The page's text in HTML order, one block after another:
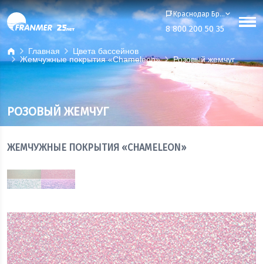
Краснодар Бренд-офис
8 800 200 50 35
Главная
Цвета бассейнов
Жемчужные покрытия «Chameleon»
Розовый жемчуг
РОЗОВЫЙ ЖЕМЧУГ
ЖЕМЧУЖНЫЕ ПОКРЫТИЯ «CHAMELEON»